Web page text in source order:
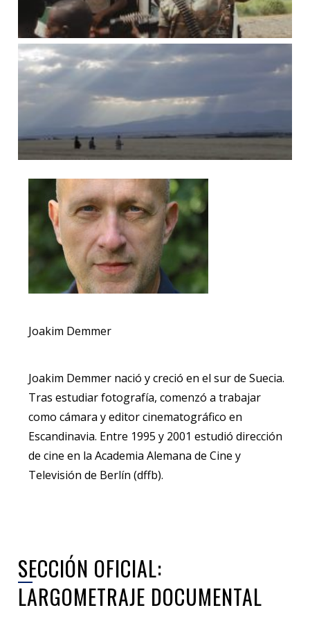
Joakim Demmer
Joakim Demmer nació y creció en el sur de Suecia.
Tras estudiar fotografía, comenzó a trabajar
como cámara y editor cinematográfico en
Escandinavia. Entre 1995 y 2001 estudió dirección
de cine en la Academia Alemana de Cine y
Televisión de Berlín (dffb).
SECCIÓN OFICIAL:
LARGOMETRAJE DOCUMENTAL